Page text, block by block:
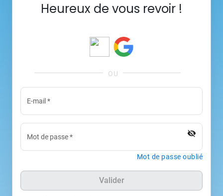
Heureux de vous revoir !
E-mail *
Mot de passe* visibility_off
Mot de passe oublié
Valider